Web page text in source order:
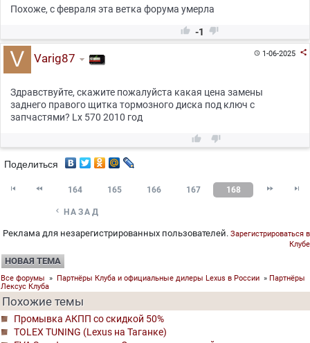
Похоже, с февраля эта ветка форума умерла
 -1 
1-06-2025 
Varig87
Здравствуйте, скажите пожалуйста какая цена замены
заднего правого щитка тормозного диска под ключ с
запчастями? Lx 570 2010 год
 
Поделиться
  164 165 166 167 168  
 НАЗАД
Реклама для незарегистрированных пользователей. Зарегистрироваться в
Клубе
НОВАЯ ТЕМА
Все форумы » Партнёры Клуба и официальные дилеры Lexus в России » Партнёры
Лексус Клуба
Похожие темы
Промывка АКПП со скидкой 50%
TOLEX TUNING (Lexus на Таганке)